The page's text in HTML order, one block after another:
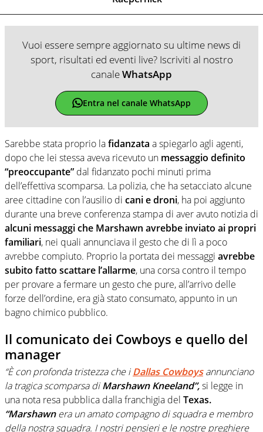
Vuoi essere sempre aggiornato su ultime news di
sport, risultati ed eventi live? Iscriviti al nostro
canaleWhatsApp
Entra nel canale WhatsApp
Sarebbe stata proprio lafidanzata a spiegarlo agli agenti,
dopo che lei stessa aveva ricevuto un messaggio definito
“preoccupante” dal fidanzato pochi minuti prima
dell’effettiva scomparsa. La polizia, che ha setacciato alcune
aree cittadine con l’ausilio di cani e droni, ha poi aggiunto
durante una breve conferenza stampa di aver avuto notizia di
alcuni messaggi che Marshawn avrebbe inviato ai propri
familiari, nei quali annunciava il gesto che di lì a poco
avrebbe compiuto. Proprio la portata dei messaggi avrebbe
subito fatto scattare l’allarme, una corsa contro il tempo
per provare a fermare un gesto che pure, all’arrivo delle
forze dell’ordine, era già stato consumato, appunto in un
bagno chimico pubblico.
Il comunicato dei Cowboys e quello del
manager
“È con profonda tristezza che iDallas Cowboysannunciano
la tragica scomparsa diMarshawn Kneeland”,si legge in
una nota resa pubblica dalla franchigia del Texas.
“Marshawnera un amato compagno di squadra e membro
della nostra squadra. I nostri pensieri e le nostre preghiere